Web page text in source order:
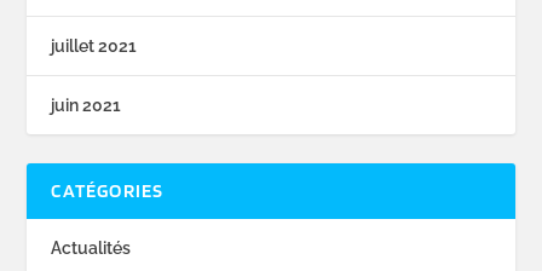
juillet 2021
juin 2021
CATÉGORIES
Actualités